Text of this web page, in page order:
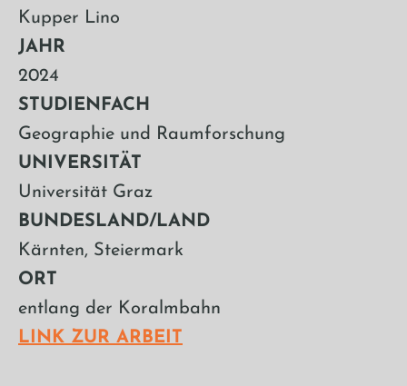
Kupper Lino
JAHR
2024
STUDIENFACH
Geographie und Raumforschung
UNIVERSITÄT
Universität Graz
BUNDESLAND/LAND
Kärnten, Steiermark
ORT
entlang der Koralmbahn
LINK ZUR ARBEIT